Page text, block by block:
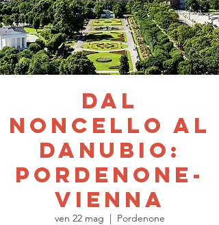
Dal
Noncello al
Danubio:
Pordenone-
Vienna
ven 22 mag
  |
Pordenone